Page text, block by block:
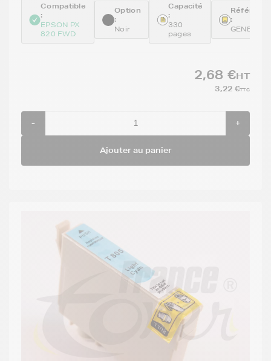
Compatible
:
EPSON PX
820 FWD
Option
:
Noir
Capacité
:
330
pages
:
2,68 €HT
3,22 €TTC
- +
Ajouter au panier